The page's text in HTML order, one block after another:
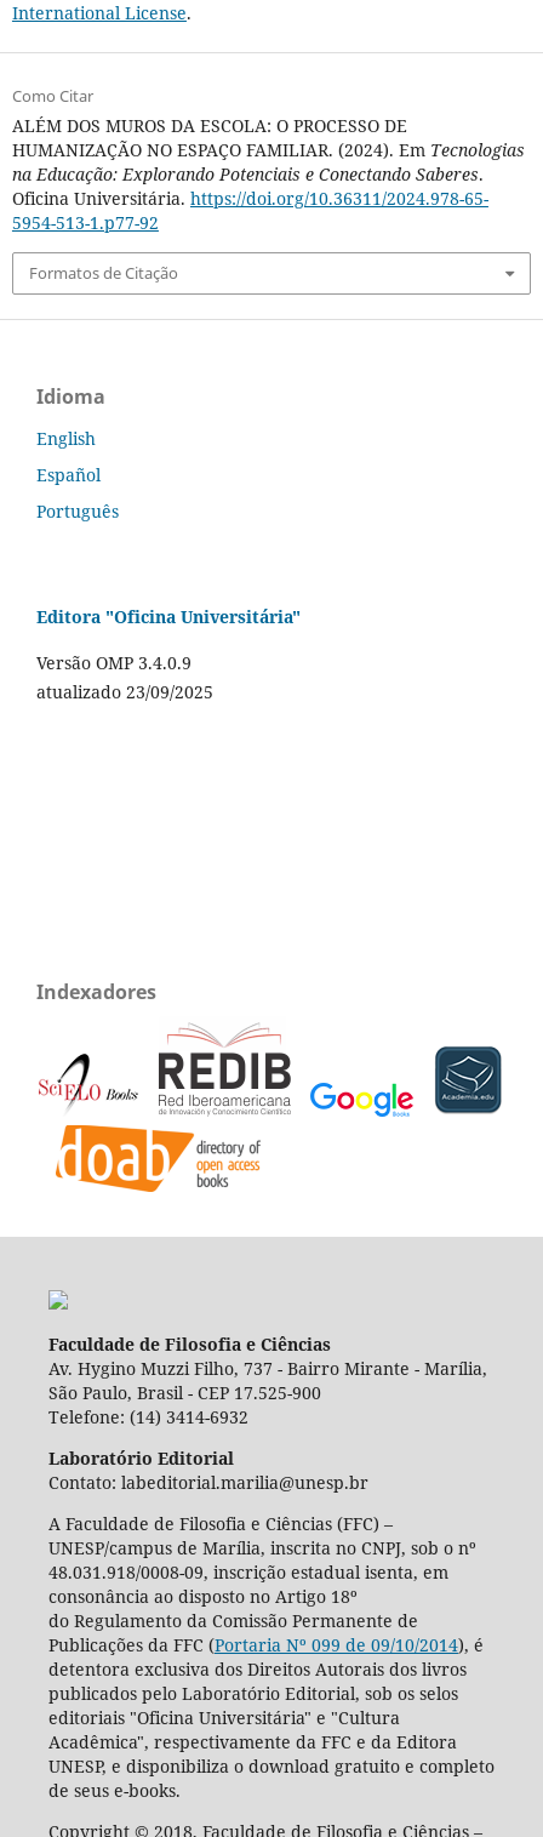
International License.
Como Citar
ALÉM DOS MUROS DA ESCOLA: O PROCESSO DE
HUMANIZAÇÃO NO ESPAÇO FAMILIAR. (2024). Em Tecnologias
na Educação: Explorando Potenciais e Conectando Saberes.
Oficina Universitária. https://doi.org/10.36311/2024.978-65-
5954-513-1.p77-92
Formatos de Citação
Idioma
English
Español
Português
Editora "Oficina Universitária"
Versão OMP 3.4.0.9
atualizado 23/09/2025
Indexadores
Faculdade de Filosofia e Ciências
Av. Hygino Muzzi Filho, 737 - Bairro Mirante - Marília,
São Paulo, Brasil - CEP 17.525-900
Telefone: (14) 3414-6932
Laboratório Editorial
Contato: labeditorial.marilia@unesp.br
A Faculdade de Filosofia e Ciências (FFC) –
UNESP/campus de Marília, inscrita no CNPJ, sob o nº
48.031.918/0008-09, inscrição estadual isenta, em
consonância ao disposto no Artigo 18º
do Regulamento da Comissão Permanente de
Publicações da FFC (Portaria Nº 099 de 09/10/2014), é
detentora exclusiva dos Direitos Autorais dos livros
publicados pelo Laboratório Editorial, sob os selos
editoriais "Oficina Universitária" e "Cultura
Acadêmica", respectivamente da FFC e da Editora
UNESP, e disponibiliza o download gratuito e completo
de seus e-books.
Copyright © 2018, Faculdade de Filosofia e Ciências –